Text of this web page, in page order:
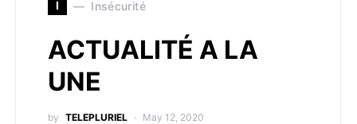
I Insécurité
ACTUALITÉ A LA
UNE
by TELEPLURIEL May 12, 2020